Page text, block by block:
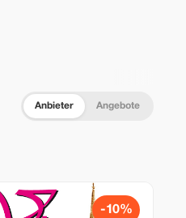
Anbieter Angebote
-10%